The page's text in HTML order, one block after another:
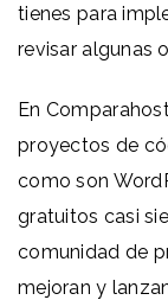
tienes para
revisar algunas
En
proyectos de
como son
gratuitos casi
comunidad de
mejoran y